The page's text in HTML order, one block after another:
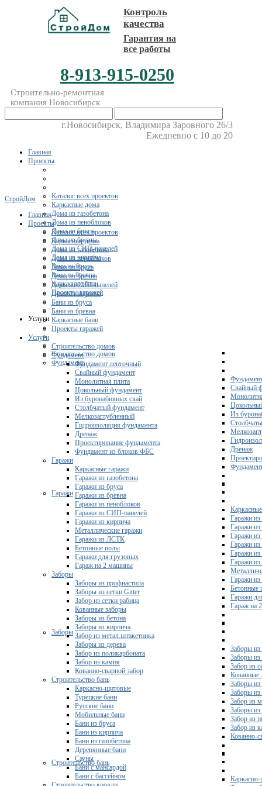
Контроль
качества
Гарантия на
все работы
8-913-915-0250
Строительно-ремонтная
компания Новосибирск
г.Новосибирск, Владимира Заровного 26/3
Ежедневно с 10 до 20
Главная
Проекты
Каталог всех проектов
Каркасные дома
Дома из газобетона
Дома из пеноблоков
Дома из бруса
Дома из бревна
Дома из СИП-панелей
Дома из кирпича
Бани из бруса
Бани из бревна
Каркасные бани
Проекты гаражей
Услуги
Строительство домов
Фундамент
Свайный
Из
Дренаж
Гаражи
Гаражи из
Гаражи из
Гаражи из
Гаражи из
Гаражи
Гаражи из
Гаражи
Бетонные
Гаражи
Гараж на
Заборы
Заборы из
Заборы из
Забор из
Кованные
Заборы из
Заборы из
Забор из
Заборы из
Забор из
Забор из
Кованно-
Строительство бань
СтройДом
Главная
Проекты
Каталог всех проектов
Каркасные дома
Дома из газобетона
Дома из пеноблоков
Дома из бруса
Дома из бревна
Дома из СИП-панелей
Дома из кирпича
Бани из бруса
Бани из бревна
Каркасные бани
Проекты гаражей
Услуги
Строительство домов
Фундамент
Фундамент ленточный
Свайный фундамент
Монолитная плита
Цокольный фундамент
Из буронабивных свай
Столбчатый фундамент
Мелкозаглубленный
Гидроизоляция фундамента
Дренаж
Проектирование фундамента
Фундамент из блоков ФБС
Гаражи
Каркасные гаражи
Гаражи из газобетона
Гаражи из бруса
Гаражи из бревна
Гаражи из пеноблоков
Гаражи из СИП-панелей
Гаражи из кирпича
Металлические гаражи
Гаражи из ЛСТК
Бетонные полы
Гаражи для грузовых
Гараж на 2 машины
Заборы
Заборы из профнастила
Заборы из сетки Gitter
Забор из сетки рабица
Кованные заборы
Заборы из бетона
Заборы из кирпича
Забор из метал.штакетника
Заборы из дерева
Забор из поликарбоната
Забор из камня
Кованно-сварной забор
Строительство бань
Каркасно-щитовые
Турецкие бани
Русские бани
Мобильные бани
Бани из бруса
Бани из кирпича
Бани из газобетона
Деревянные бани
Сауны
Бани с мансардой
Бани с бассейном